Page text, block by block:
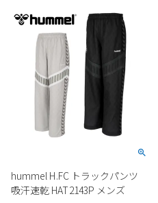
hummel H.FC トラックパンツ
吸汗速乾 HAT2143P メンズ